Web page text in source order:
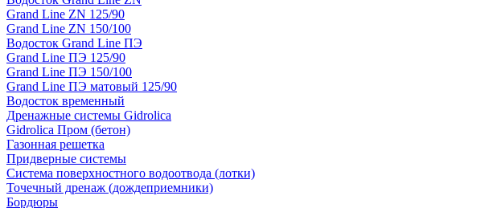
Grand Line ZN 125/90
Grand Line ZN 150/100
Водосток Grand Line ПЭ
Grand Line ПЭ 125/90
Grand Line ПЭ 150/100
Grand Line ПЭ матовый 125/90
Водосток временный
Дренажные системы Gidrolica
Gidrolica Пром (бетон)
Газонная решетка
Придверные системы
Система поверхностного водоотвода (лотки)
Точечный дренаж (дождеприемники)
Бордюры